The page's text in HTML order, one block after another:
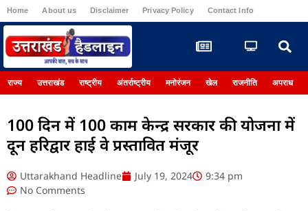
Home About us Disclaimer Privacy Policy Contact Info
राज्य उत्तराखंड राष्ट्रीय अंतर्राष्ट्रीय मनोरंजन खेल राजनीति अपराध
100 दिन में 100 काम केन्द्र सरकार की योजना में
दून हरिद्वार हाई वे प्रस्तावित मंजूर
Uttarakhand Headline July 19, 2024
9:34 pm
No Comments